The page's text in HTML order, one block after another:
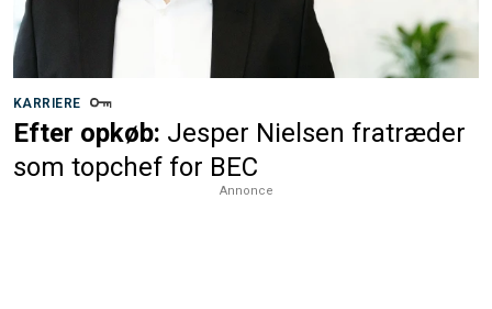
KARRIERE
Efter opkøb: Jesper Nielsen fratræder
som topchef for BEC
Annonce